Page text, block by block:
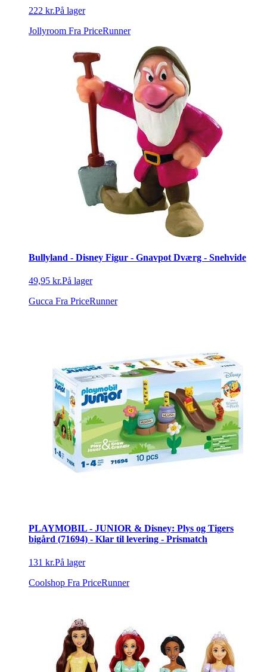
222 kr.På lager
Jollyroom Fra PriceRunner
Bullyland - Disney Figur - Gnavpot Dværg - Snehvide
49,95 kr.På lager
Gucca Fra PriceRunner
PLAYMOBIL - JUNIOR & Disney: Plys og Tigers
bigård (71694) - Klar til levering - Prismatch
131 kr.På lager
Coolshop Fra PriceRunner